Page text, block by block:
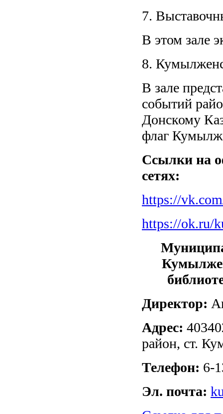
7.
В этом зале
8.
В зале
событий
Донскому
флаг
Ссылки на
сетях:
https://
https://ok.ru/
Директор:
Адрес:
район, ст.
Телефон: 6-
Эл. почта: